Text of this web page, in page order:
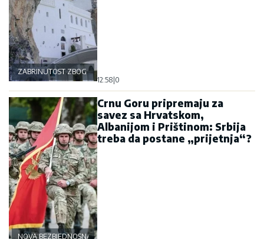
ZABRINUTOST ZBOG OSTROGA
12:58 0
NOVA BEZBJEDNOSNA OSOVINA
Crnu Goru pripremaju za
savez sa Hrvatskom,
Albanijom i Prištinom: Srbija
treba da postane „prijetnja“?